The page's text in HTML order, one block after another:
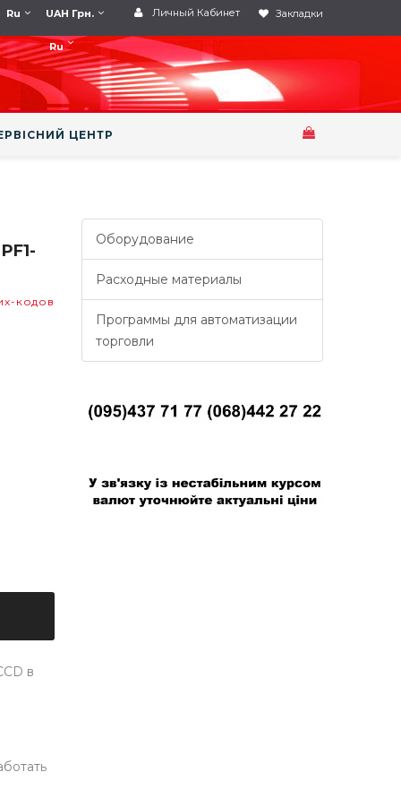
Закладки
Личный Кабинет
UAH Грн.
Ru
Ru
ЦЕНТР
кодов
в
Оборудование
Расходные материалы
Программы для автоматизации
торговли